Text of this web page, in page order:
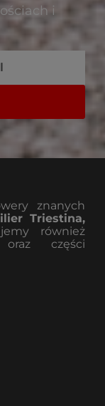
i
znanych
Triestina,
również
części